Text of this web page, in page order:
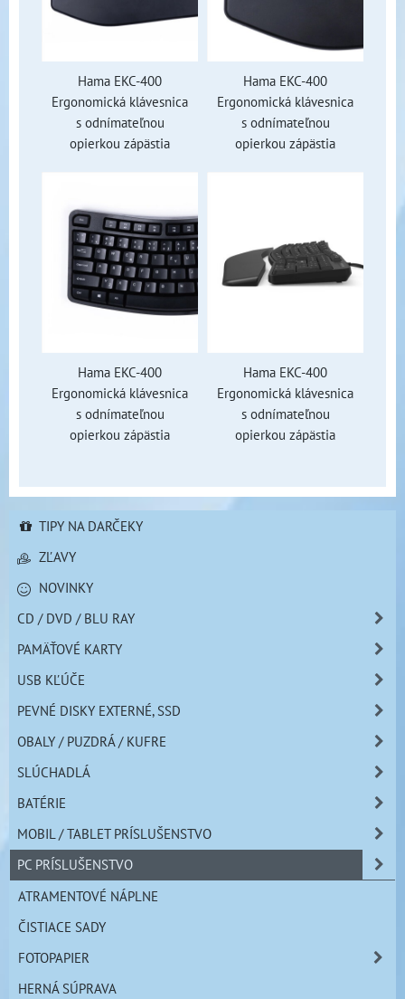
Hama EKC-400
Ergonomická klávesnica
s odnímateľnou
opierkou zápästia
Hama EKC-400
Ergonomická klávesnica
s odnímateľnou
opierkou zápästia
Hama EKC-400
Ergonomická klávesnica
s odnímateľnou
opierkou zápästia
Hama EKC-400
Ergonomická klávesnica
s odnímateľnou
opierkou zápästia
TIPY NA DARČEKY
ZĽAVY
NOVINKY
CD / DVD / BLU RAY
PAMÄŤOVÉ KARTY
USB KĽÚČE
PEVNÉ DISKY EXTERNÉ, SSD
OBALY / PUZDRÁ / KUFRE
SLÚCHADLÁ
BATÉRIE
MOBIL / TABLET PRÍSLUŠENSTVO
PC PRÍSLUŠENSTVO
ATRAMENTOVÉ NÁPLNE
ČISTIACE SADY
FOTOPAPIER
HERNÁ SÚPRAVA